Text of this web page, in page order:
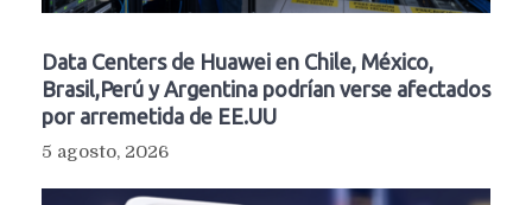
Data Centers de Huawei en Chile, México,
Brasil,Perú y Argentina podrían verse afectados
por arremetida de EE.UU
5 agosto, 2026